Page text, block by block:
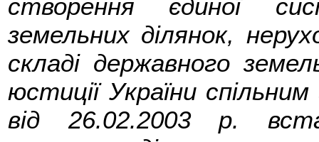
створення єдиної
земельних ділянок,
складі державного
юстиції України
від 26.02.2003 р.